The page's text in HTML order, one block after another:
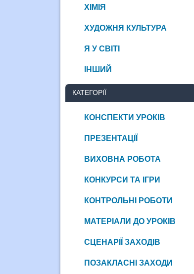
ХІМІЯ
ХУДОЖНЯ КУЛЬТУРА
Я У СВІТІ
ІНШИЙ
КАТЕГОРІЇ
КОНСПЕКТИ УРОКІВ
ПРЕЗЕНТАЦІЇ
ВИХОВНА РОБОТА
КОНКУРСИ ТА ІГРИ
КОНТРОЛЬНІ РОБОТИ
МАТЕРІАЛИ ДО УРОКІВ
СЦЕНАРІЇ ЗАХОДІВ
ПОЗАКЛАСНІ ЗАХОДИ